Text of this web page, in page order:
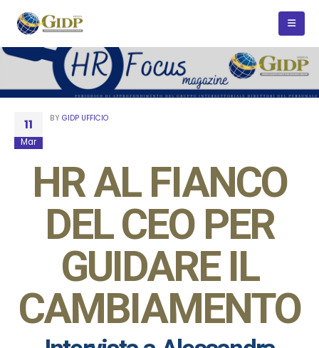
11
Mar
BY GIDP UFFICIO
HR AL FIANCO
DEL CEO PER
GUIDARE IL
CAMBIAMENTO